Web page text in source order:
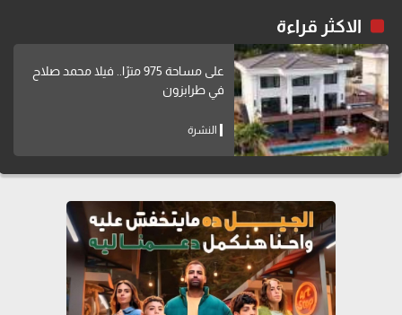
الاكثر قراءة
على مساحة 975 مترًا.. فيلا محمد صلاح
في طرابزون
النشرة